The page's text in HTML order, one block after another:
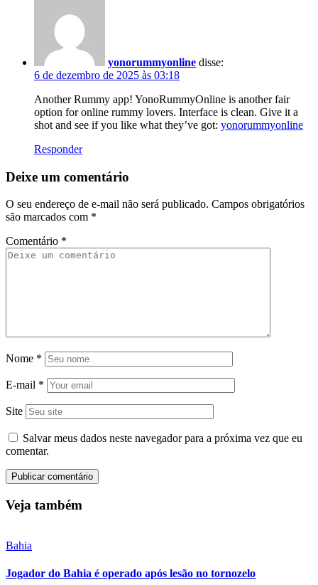
yonorummyonline disse:
6 de dezembro de 2025 às 03:18
Another Rummy app! YonoRummyOnline is another fair
option for online rummy lovers. Interface is clean. Give it a
shot and see if you like what they’ve got: yonorummyonline
Responder
Deixe um comentário
O seu endereço de e-mail não será publicado. Campos obrigatórios
são marcados com *
Comentário *
Nome *
E-mail *
Site
Salvar meus dados neste navegador para a próxima vez que eu
comentar.
Veja também
Bahia
Jogador do Bahia é operado após lesão no tornozelo